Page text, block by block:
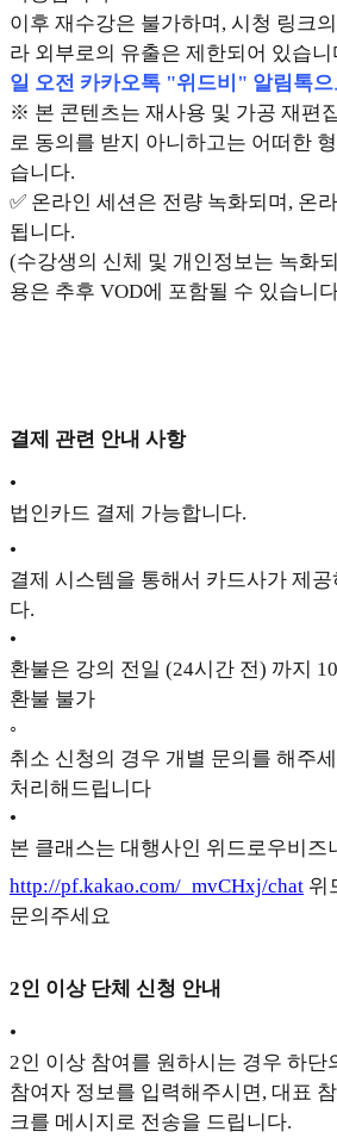
이후 재수강은 불가하며, 시청 링크
라 외부로의 유출은 제한되어 있습니
일 오전 카카오톡 "위드비" 알림톡
※ 본 콘텐츠는 재사용 및 가공 재편
로 동의를 받지 아니하고는 어떠한
습니다.
✅ 온라인 세션은 전량 녹화되며, 온
됩니다.
(수강생의 신체 및 개인정보는 녹화
용은 추후 VOD에 포함될 수 있습니
결제 관련 안내 사항
•
법인카드 결제 가능합니다.
•
결제 시스템을 통해서 카드사가 제
다.
•
환불은 강의 전일 (24시간 전) 까지
환불 불가
◦
취소 신청의 경우 개별 문의를 해주
처리해드립니다
•
본 클래스는 대행사인 위드로우비즈
http://pf.kakao.com/_mvCHxj/chat 위
문의주세요
2인 이상 단체 신청 안내
•
2인 이상 참여를 원하시는 경우 하단
참여자 정보를 입력해주시면, 대표
크를 메시지로 전송을 드립니다.